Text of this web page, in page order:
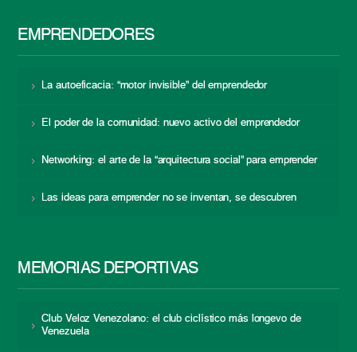
EMPRENDEDORES
La autoeficacia: “motor invisible” del emprendedor
El poder de la comunidad: nuevo activo del emprendedor
Networking: el arte de la “arquitectura social” para emprender
Las ideas para emprender no se inventan, se descubren
MEMORIAS DEPORTIVAS
Club Veloz Venezolano: el club ciclístico más longevo de
Venezuela